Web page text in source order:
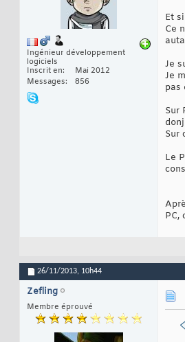
Ingénieur développement
logiciels
Inscrit en
Mai 2012
Messages
856
Et
Ce
Je
Je
pas
Sur
Sur
Le
PC,
26/11/2013, 10h44
Zefling
Membre éprouvé